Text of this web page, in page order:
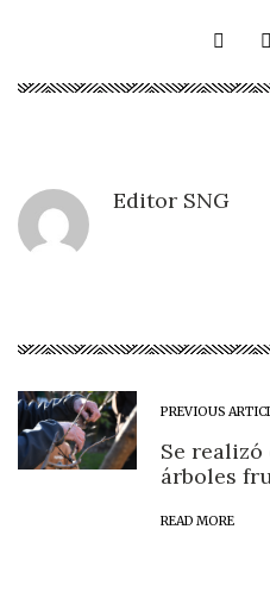
Editor SNG
PREVIOUS
Se
árboles
READ MORE